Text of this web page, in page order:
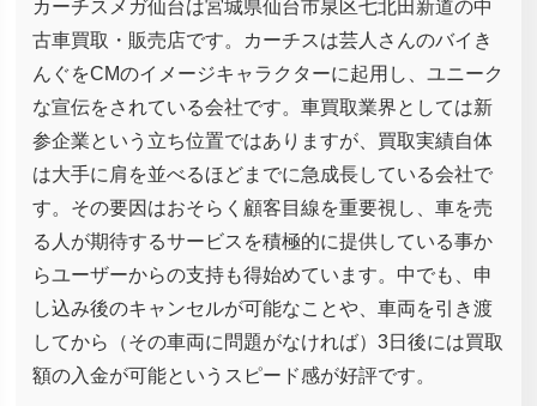
カーチスメガ仙台は宮城県仙台市泉区七北田新道の中
古車買取・販売店です。カーチスは芸人さんのバイき
んぐをCMのイメージキャラクターに起用し、ユニーク
な宣伝をされている会社です。車買取業界としては新
参企業という立ち位置ではありますが、買取実績自体
は大手に肩を並べるほどまでに急成長している会社で
す。その要因はおそらく顧客目線を重要視し、車を売
る人が期待するサービスを積極的に提供している事か
らユーザーからの支持も得始めています。中でも、申
し込み後のキャンセルが可能なことや、車両を引き渡
してから（その車両に問題がなければ）3日後には買取
額の入金が可能というスピード感が好評です。